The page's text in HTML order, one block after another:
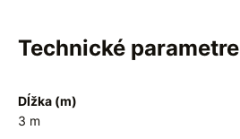
Technické parametre
Dĺžka (m)
3 m